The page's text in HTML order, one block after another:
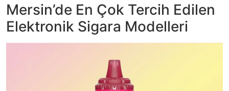
Mersin’de En Çok Tercih Edilen
Elektronik Sigara Modelleri